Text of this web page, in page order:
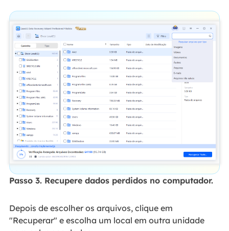
Passo 3. Recupere dados perdidos no computador.
Depois de escolher os arquivos, clique em
"Recuperar" e escolha um local em outra unidade